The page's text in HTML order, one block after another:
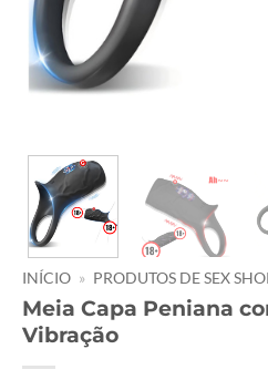
INÍCIO » PRODUTOS DE SEX
Meia Capa Peniana
Vibração